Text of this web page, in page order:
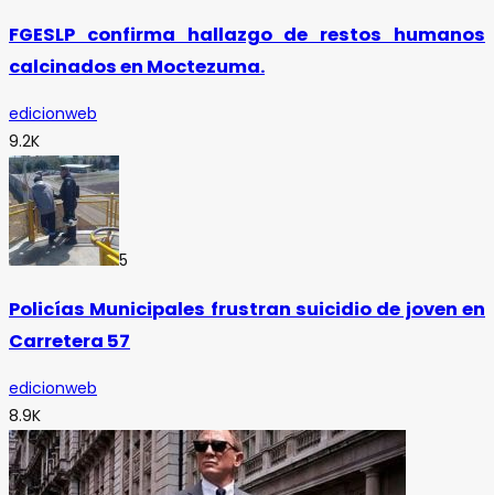
FGESLP confirma hallazgo de restos humanos
calcinados en Moctezuma.
edicionweb
9.2K
5
Policías Municipales frustran suicidio de joven en
Carretera 57
edicionweb
8.9K